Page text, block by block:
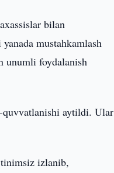
bilan
mustahkamlash
unumli foydalanish
quvvatlanishi aytildi. Ular
izlanib,